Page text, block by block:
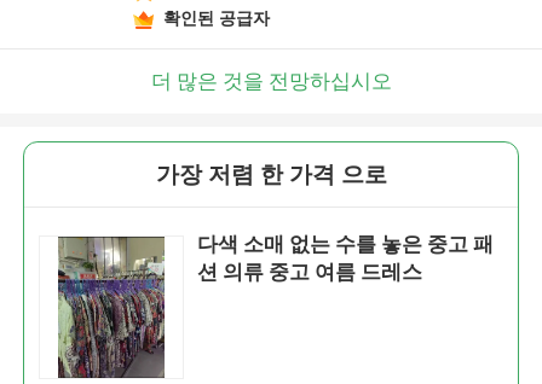
확인된 공급자
더 많은 것을 전망하십시오
가장 저렴 한 가격 으로
다색 소매 없는 수를 놓은 중고 패
션 의류 중고 여름 드레스